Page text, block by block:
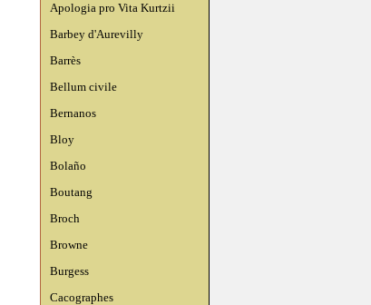
Apologia pro Vita Kurtzii
Barbey d'Aurevilly
Barrès
Bellum civile
Bernanos
Bloy
Bolaño
Boutang
Broch
Browne
Burgess
Cacographes